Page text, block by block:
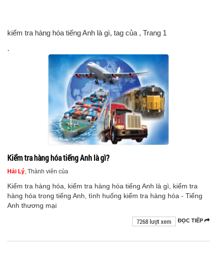
kiểm tra hàng hóa tiếng Anh là gì, tag của , Trang 1
.
Kiểm tra hàng hóa tiếng Anh là gì?
Hải Lý , Thành viên của
Kiểm tra hàng hóa, kiểm tra hàng hóa tiếng Anh là gì, kiểm tra
hàng hóa trong tiếng Anh, tình huống kiểm tra hàng hóa - Tiếng
Anh thương mại
ĐỌC TIẾP
7268 lượt xem